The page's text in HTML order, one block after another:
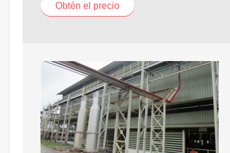
Obtén el precio